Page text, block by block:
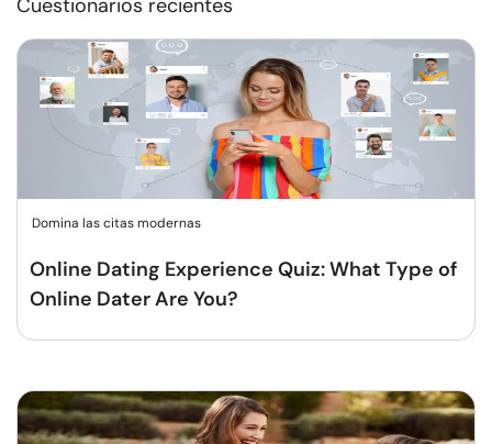
Cuestionarios recientes
Domina las citas modernas
Online Dating Experience Quiz: What Type of
Online Dater Are You?